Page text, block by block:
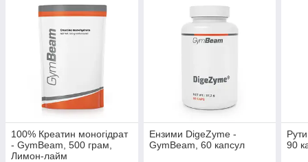
100% Креатин моногідрат
- GymBeam, 500 грам,
Лимон-лайм
Ензими DigeZyme -
GymBeam, 60 капсул
90